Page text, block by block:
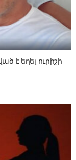
է եղել ուրիշի